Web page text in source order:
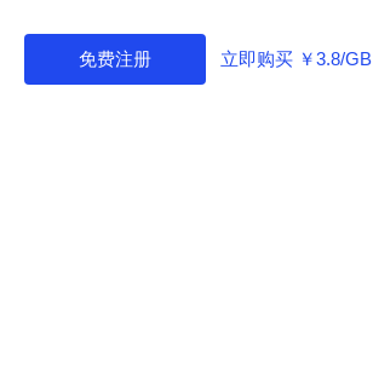
免费注册 立即购买 ￥3.8/GB